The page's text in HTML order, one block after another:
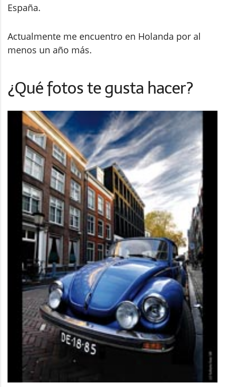
España.
Actualmente me encuentro en Holanda por al
menos un año más.
¿Qué fotos te gusta hacer?